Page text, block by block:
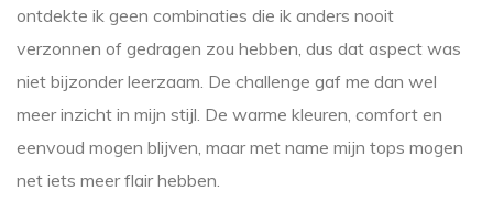
ontdekte ik geen combinaties die ik anders nooit
verzonnen of gedragen zou hebben, dus dat aspect was
niet bijzonder leerzaam. De challenge gaf me dan wel
meer inzicht in mijn stijl. De warme kleuren, comfort en
eenvoud mogen blijven, maar met name mijn tops mogen
net iets meer flair hebben.